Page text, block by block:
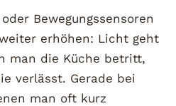
Bewegungssensoren
erhöhen: Licht geht
man die Küche betritt,
verlässt. Gerade bei
man oft kurz